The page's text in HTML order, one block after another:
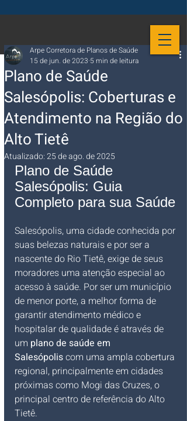
Plano de Saúde
Salesópolis: Coberturas e
Atendimento na Região do
Alto Tietê
Arpe Corretora de Planos de Saúde
15 de jun. de 2023 5 min de leitura
Atualizado:25 de ago. de 2025
Plano de Saúde
Salesópolis: Guia
Completo para sua Saúde
Salesópolis, uma cidade conhecida por
suas belezas naturais e por ser a
nascente do Rio Tietê, exige de seus
moradores uma atenção especial ao
acesso à saúde. Por ser um município
de menor porte, a melhor forma de
garantir atendimento médico e
hospitalar de qualidade é através de
um plano de saúde em
Salesópolis com uma ampla cobertura
regional, principalmente em cidades
próximas como Mogi das Cruzes, o
principal centro de referência do Alto
Tietê.